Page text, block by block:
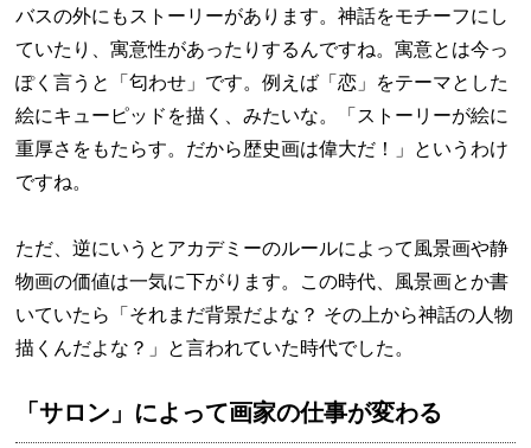
バスの外にもストーリーがあります。神話をモチーフにし
ていたり、寓意性があったりするんですね。寓意とは今っ
ぽく言うと「匂わせ」です。例えば「恋」をテーマとした
絵にキューピッドを描く、みたいな。「ストーリーが絵に
重厚さをもたらす。だから歴史画は偉大だ！」というわけ
ですね。
ただ、逆にいうとアカデミーのルールによって風景画や静
物画の価値は一気に下がります。この時代、風景画とか書
いていたら「それまだ背景だよな？ その上から神話の人物
描くんだよな？」と言われていた時代でした。
「サロン」によって画家の仕事が変わる